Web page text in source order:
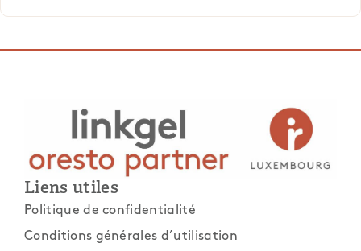
Liens utiles
Politique de confidentialité
Conditions générales d’utilisation